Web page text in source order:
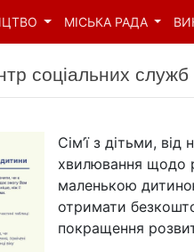
МІСЬКА РАДА
соціальних
Сім’ї з дітьми,
хвилювання щодо
маленькою
отримати
покращення